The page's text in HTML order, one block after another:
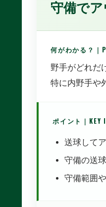
守備で
何がわかる？｜
野手がどれだ
特に内野手や
ポイント｜KEY
送球して
守備の送
守備範囲